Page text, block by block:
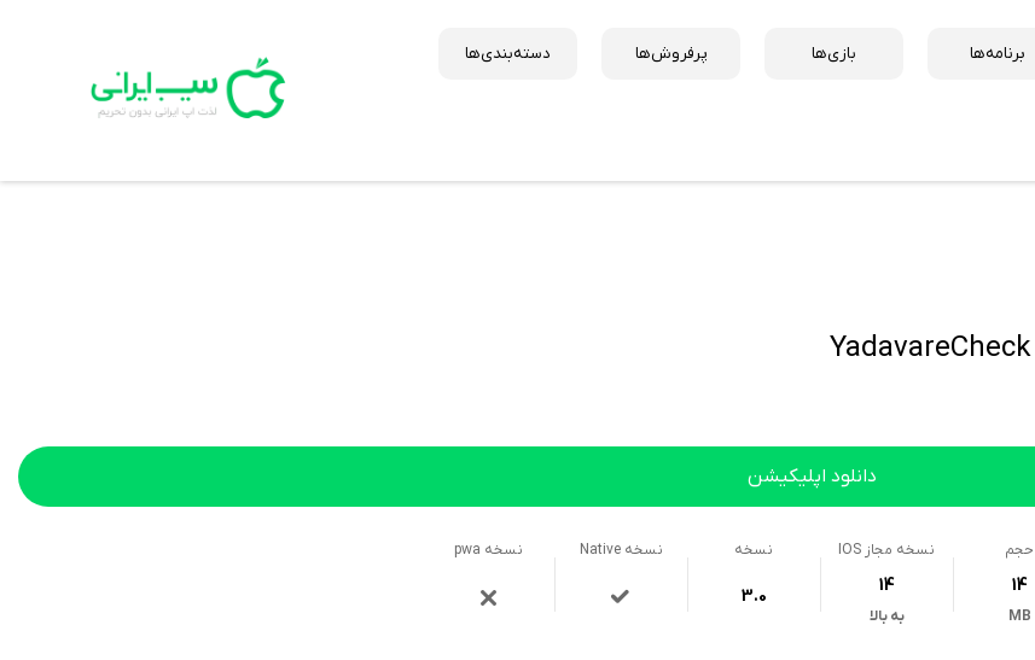
برنامه‌ها بازی‌ها پرفروش‌ها دسته‌بندی‌ها
دانلود اپلیکیشن
حجم
14
MB
نسخه مجاز IOS
14
به بالا
نسخه
3.0
نسخه Native نسخه pwa